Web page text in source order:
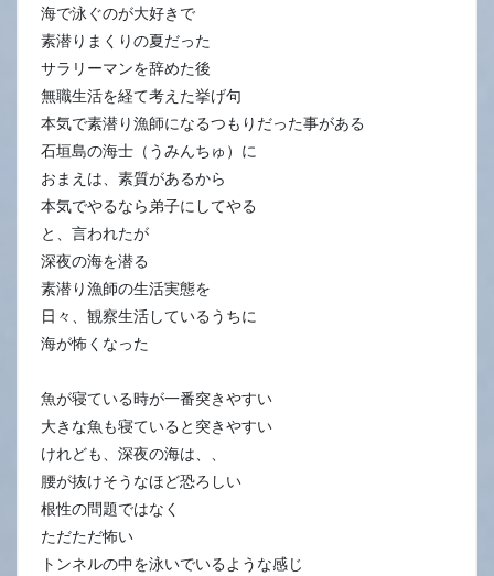
海で泳ぐのが大好きで
素潜りまくりの夏だった
サラリーマンを辞めた後
無職生活を経て考えた挙げ句
本気で素潜り漁師になるつもりだった事がある
石垣島の海士（うみんちゅ）に
おまえは、素質があるから
本気でやるなら弟子にしてやる
と、言われたが
深夜の海を潜る
素潜り漁師の生活実態を
日々、観察生活しているうちに
海が怖くなった
魚が寝ている時が一番突きやすい
大きな魚も寝ていると突きやすい
けれども、深夜の海は、、
腰が抜けそうなほど恐ろしい
根性の問題ではなく
ただただ怖い
トンネルの中を泳いでいるような感じ